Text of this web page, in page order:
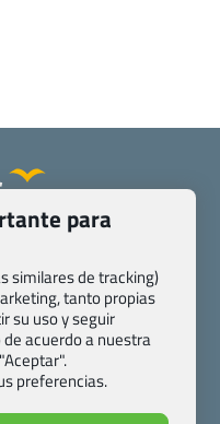
específicas
de agencias
generales
Transparencia
sitemap
para
similares de tracking)
tanto propias
su uso y seguir
acuerdo a nuestra
preferencias.